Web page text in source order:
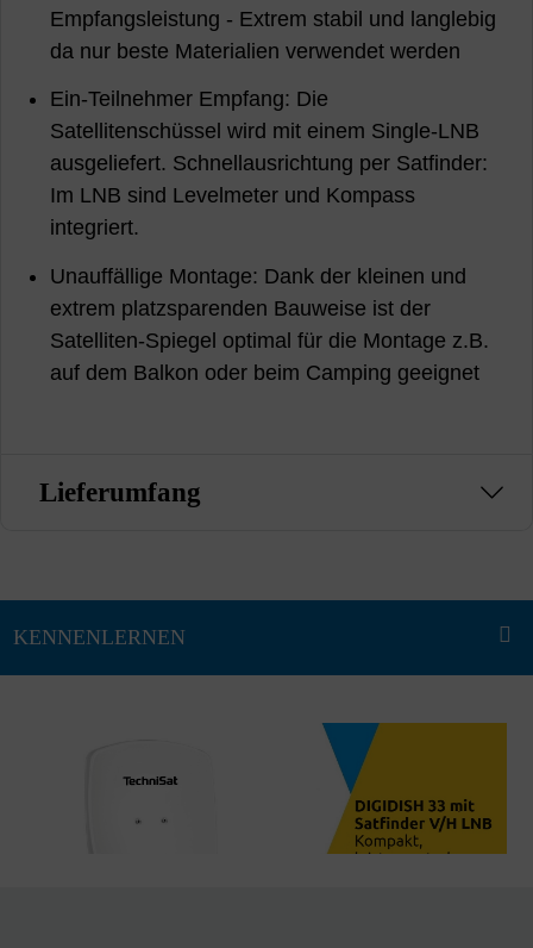
Empfangsleistung - Extrem stabil und langlebig
da nur beste Materialien verwendet werden
Ein-Teilnehmer Empfang: Die
Satellitenschüssel wird mit einem Single-LNB
ausgeliefert. Schnellausrichtung per Satfinder:
Im LNB sind Levelmeter und Kompass
integriert.
Unauffällige Montage: Dank der kleinen und
extrem platzsparenden Bauweise ist der
Satelliten-Spiegel optimal für die Montage z.B.
auf dem Balkon oder beim Camping geeignet
Lieferumfang